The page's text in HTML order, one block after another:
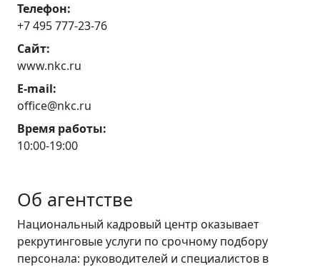
Телефон:
+7 495 777-23-76
Сайт:
www.nkc.ru
E-mail:
office@nkc.ru
Время работы:
10:00-19:00
Об агентстве
Национальный кадровый центр оказывает
рекрутинговые услуги по срочному подбору
персонала: руководителей и специалистов в